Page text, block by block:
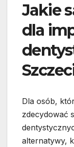
Jakie
dla
Dla osób,
zdecydować
alternatywy,